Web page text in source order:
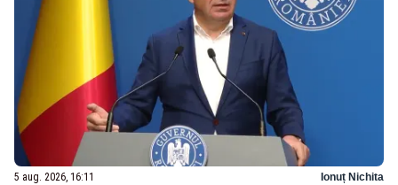
5 aug. 2026, 16:11 Ionuț Nichita